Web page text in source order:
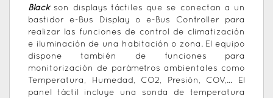
Blackson displays táctiles que se conectan a un
bastidor e-Bus Display o e-Bus Controller para
realizar las funciones de control de climatización
e iluminación de una habitación o zona. El equipo
dispone también de funciones para
monitorización de parámetros ambientales como
Temperatura, Humedad, CO2, Presión, COV,... El
panel táctil incluye una sonda de temperatura